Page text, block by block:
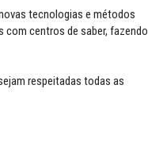
tecnologias e métodos
com centros de saber, fazendo
respeitadas todas as